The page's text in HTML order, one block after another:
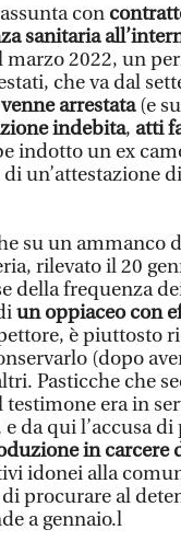
con
sanitaria
marzo 2022, un
che va dal
venne arrestata(e
indebita, atti
indotto un ex
un’attestazione
su un ammanco
rilevato il 20
della frequenza
un oppiaceo con
è piuttosto
(dopo
Pasticche che
era in
da qui l’accusa di
in carcere
idonei alla
procurare al
a gennaio.l